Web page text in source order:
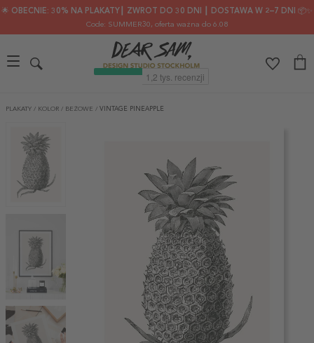
🌟 OBECNIE: 30% NA PLAKATY┃ ZWROT DO 30 DNI ┃ DOSTAWA W 2–7 DNI 📦✨
Code: SUMMER30, oferta ważna do 6.08
PLAKATY / KOLOR / BEŻOWE / VINTAGE PINEAPPLE